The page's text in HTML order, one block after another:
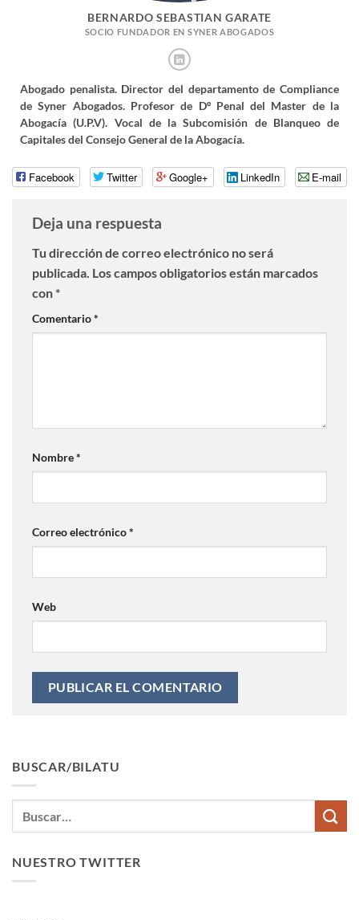
BERNARDO SEBASTIAN GARATE
SOCIO FUNDADOR EN SYNER ABOGADOS
Abogado penalista. Director del departamento de Compliance
de Syner Abogados. Profesor de Dº Penal del Master de la
Abogacía (U.P.V). Vocal de la Subcomisión de Blanqueo de
Capitales del Consejo General de la Abogacía.
Facebook Twitter Google+ LinkedIn E-mail
Deja una respuesta
Tu dirección de correo electrónico no será
publicada. Los campos obligatorios están marcados
con*
Comentario*
Nombre*
Correo electrónico*
Web
BUSCAR/BILATU
NUESTRO TWITTER